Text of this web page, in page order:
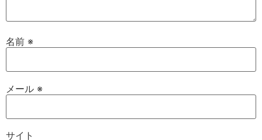
名前 ※
メール ※
サイト